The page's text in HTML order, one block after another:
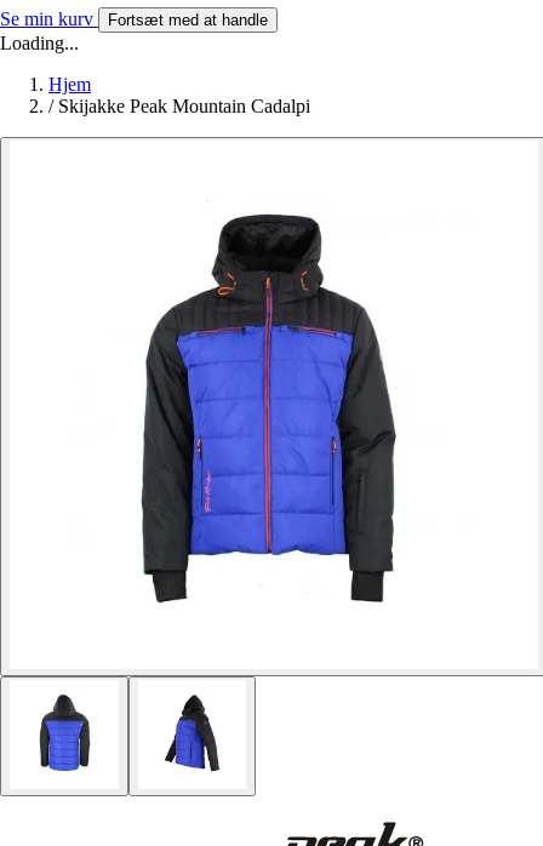
Se min kurv Fortsæt med at handle
Loading...
Hjem
/ Skijakke Peak Mountain Cadalpi